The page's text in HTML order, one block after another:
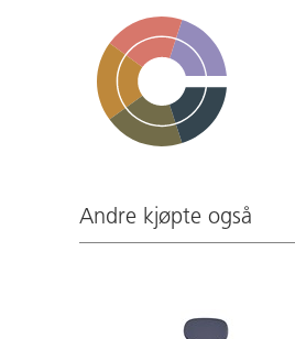
Andre kjøpte også